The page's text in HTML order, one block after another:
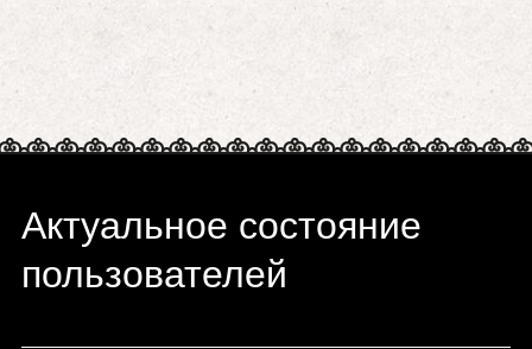
Актуальное состояние
пользователей